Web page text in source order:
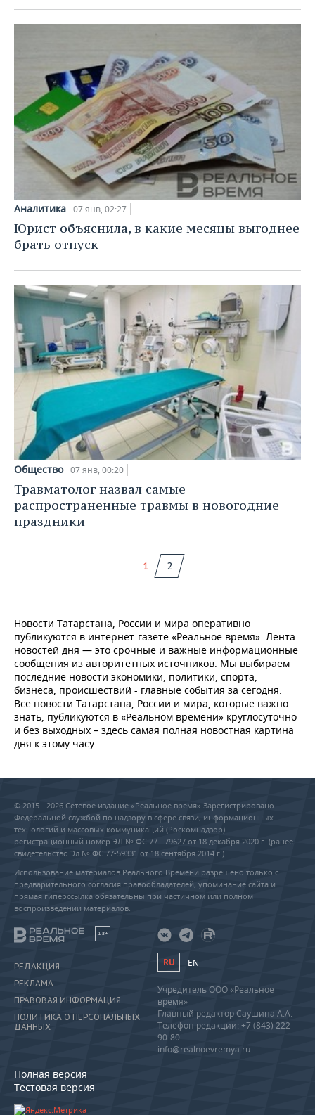
Аналитика 07 янв, 02:27
Юрист объяснила, в какие месяцы выгоднее
брать отпуск
Общество 07 янв, 00:20
Травматолог назвал самые
распространенные травмы в новогодние
праздники
1 2
Новости Татарстана, России и мира оперативно
публикуются в интернет-газете «Реальное время». Лента
новостей дня — это срочные и важные информационные
сообщения из авторитетных источников. Мы выбираем
последние новости экономики, политики, спорта,
бизнеса, происшествий - главные события за сегодня.
Все новости Татарстана, России и мира, которые важно
знать, публикуются в «Реальном времени» круглосуточно
и без выходных – здесь самая полная новостная картина
дня к этому часу.
© 2015 - 2026 Сетевое издание «Реальное время» Зарегистрировано
Федеральной службой по надзору в сфере связи, информационных
технологий и массовых коммуникаций (Роскомнадзор) –
регистрационный номер ЭЛ № ФС 77 - 79627 от 18 декабря 2020 г. (ранее
свидетельство Эл № ФС 77-59331 от 18 сентября 2014 г.)
Использование материалов Реального Времени разрешено только с
предварительного согласия правообладателей, упоминание сайта и
прямая гиперссылка обязательны при частичном или полном
воспроизведении материалов.
18+
РЕДАКЦИЯ
РЕКЛАМА
ПРАВОВАЯ ИНФОРМАЦИЯ
ПОЛИТИКА О ПЕРСОНАЛЬНЫХ
ДАННЫХ
Полная версия
Тестовая версия
RU EN
Учредитель ООО «Реальное
время»
Главный редактор Саушина А.А.
Телефон редакции: +7 (843) 222-
90-80
info@realnoevremya.ru